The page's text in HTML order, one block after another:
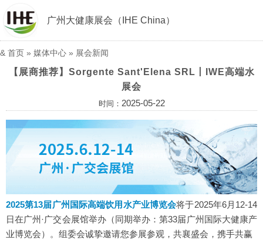
广州大健康展会（IHE China）
& 首页 » 媒体中心 » 展会新闻
【展商推荐】Sorgente Sant'Elena SRL丨IWE高端水
展会
时间： 2025-05-22
2025第13届广州国际高端饮用水产业博览会将于2025年6月12-14
日在广州·广交会展馆举办（同期举办：第33届广州国际大健康产
业博览会）。组委会诚挚邀请您参展参观，共襄盛会，携手共赢